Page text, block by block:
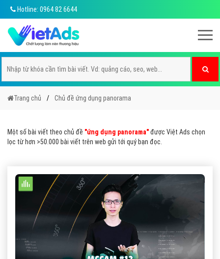
Hotline: 0964 82 6644
Trang chủ Chủ đề ứng dụng panorama
Một số bài viết theo chủ đề "ứng dụng panorama"được Việt Ads chọn
lọc từ hơn >50.000 bài viết trên web gửi tới quý bạn đọc.